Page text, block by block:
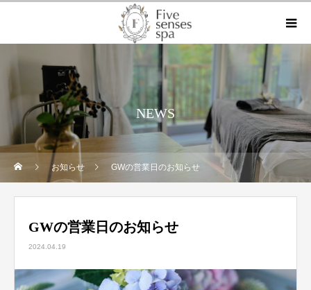
NEWS
お知らせ GWの営業日のお知らせ
GWの営業日のお知らせ
2024.04.19